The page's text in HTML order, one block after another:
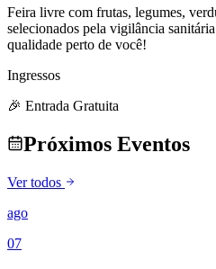
Feira livre com frutas, legumes,
selecionados pela vigilância
qualidade perto de você!
Ingressos
🎉 Entrada Gratuita
Próximos Eventos
Ver todos
ago
07